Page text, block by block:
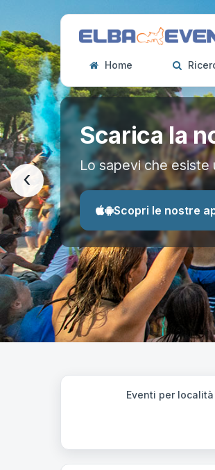
Home
Scarica la
Lo sapevi che esiste
Scopri le nostre
‹
Eventi per località